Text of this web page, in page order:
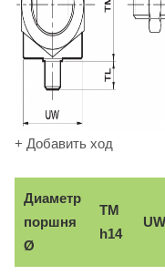
+ Добавить ход
Диаметр
поршня
Ø
TM
h14
UW